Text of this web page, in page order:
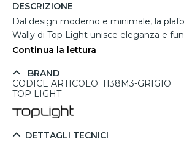
DESCRIZIONE
Dal design moderno e minimale, la
Wally di Top Light unisce eleganza e
un'unica soluzione luminosa. La
offrendo una distribuzione uniforme
illuminare in modo efficiente l’ambiente
45.5W totali (non incluse), con la
tonalità di luce calda o neutra. Perfetta
Continua la lettura
BRAND
CODICE ARTICOLO: 1138M3-GRIGIO
TOP LIGHT
DETTAGLI TECNICI